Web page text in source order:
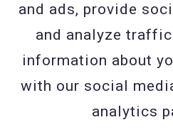
Contact
Contacteer ons
BE 0423 427 566
477601560
Wuytsbergen (HRT)
and ads, provide
and analyze
information about
with our social
analytics